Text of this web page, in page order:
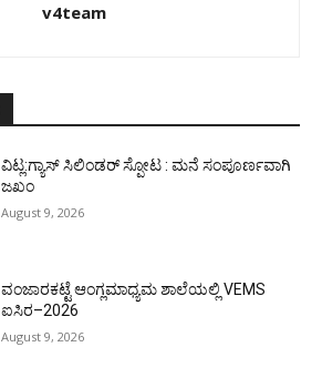
v4team
ವಿಟ್ಲ:ಗ್ಯಾಸ್ ಸಿಲಿಂಡರ್ ಸ್ಪೋಟ : ಮನೆ ಸಂಪೂರ್ಣವಾಗಿ
ಜಖಂ
August 9, 2026
ವಂಜಾರಕಟ್ಟೆ ಆಂಗ್ಲಮಾಧ್ಯಮ ಶಾಲೆಯಲ್ಲಿ VEMS
ಐಸಿರ–2026
August 9, 2026